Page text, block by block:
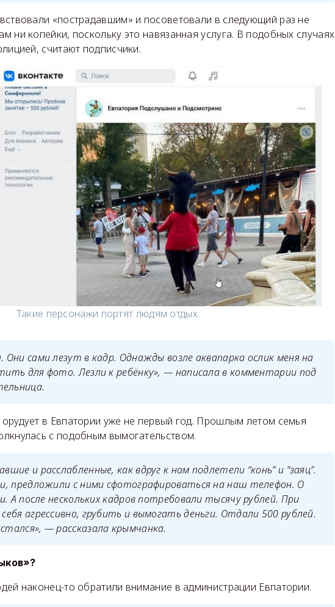
«пострадавшим» и посоветовали в следующий раз не
ни копейки, поскольку это навязанная услуга. В подобных случаях
считают подписчики.
Такие персонажи портят людям отдых.
Они сами лезут в кадр. Однажды возле аквапарка ослик меня на
для фото. Лезли к ребёнку», — написала в комментарии под
в Евпатории уже не первый год. Прошлым летом семья
с подобным вымогательством.
и расслабленные, как вдруг к нам подлетели “конь” и “заяц”.
предложили с ними сфотографироваться на наш телефон. О
А после нескольких кадров потребовали тысячу рублей. При
агрессивно, грубить и вымогать деньги. Отдали 500 рублей.
— рассказала крымчанка.
наконец-то обратили внимание в администрации Евпатории.